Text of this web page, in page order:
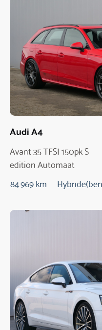
Audi A4
Avant 35 TFSI 150pk S
edition Automaat
84.969 km